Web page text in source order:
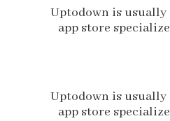
Uptodown is
app store
Uptodown is
app store